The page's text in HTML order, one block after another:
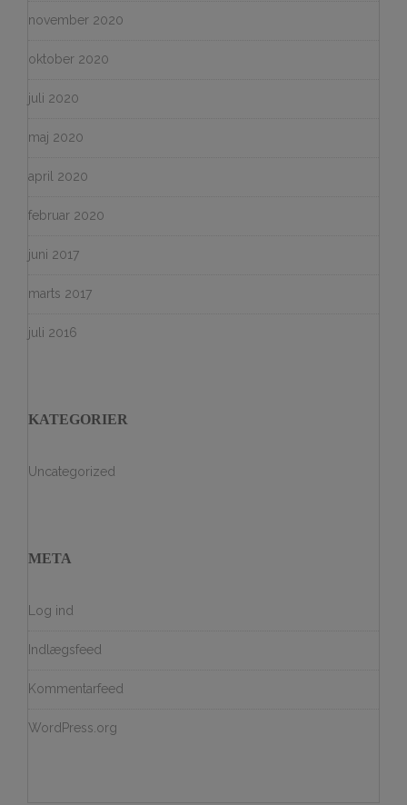
november 2020
oktober 2020
juli 2020
maj 2020
april 2020
februar 2020
juni 2017
marts 2017
juli 2016
KATEGORIER
Uncategorized
META
Log ind
Indlægsfeed
Kommentarfeed
WordPress.org